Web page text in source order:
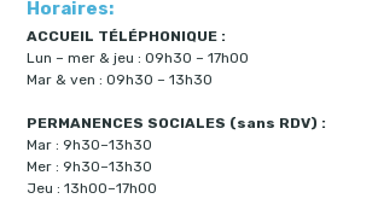
Horaires:
ACCUEIL TÉLÉPHONIQUE :
Lun – mer & jeu : 09h30 – 17h00
Mar & ven : 09h30 – 13h30
PERMANENCES SOCIALES (sans RDV) :
Mar : 9h30–13h30
Mer : 9h30–13h30
Jeu : 13h00–17h00